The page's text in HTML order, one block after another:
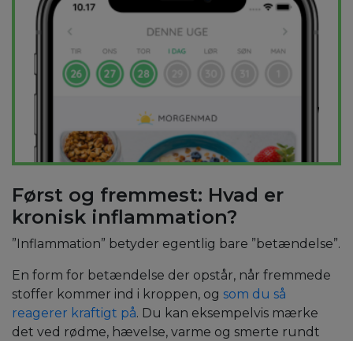
Først og fremmest: Hvad er
kronisk inflammation?
”Inflammation” betyder egentlig bare ”betændelse”.
En form for betændelse der opstår, når fremmede
stoffer kommer ind i kroppen, og som du så
reagerer kraftigt på. Du kan eksempelvis mærke
det ved rødme, hævelse, varme og smerte rundt